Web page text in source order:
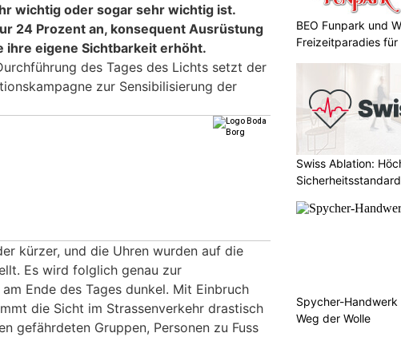
wichtig oder sogar sehr wichtig ist.
24 Prozent an, konsequent Ausrüstung
ihre eigene Sichtbarkeit erhöht.
des Tages des Lichts setzt der
zur Sensibilisierung der
kürzer, und die Uhren wurden auf die
Es wird folglich genau zur
Ende des Tages dunkel. Mit Einbruch
die Sicht im Strassenverkehr drastisch
gefährdeten Gruppen, Personen zu Fuss
BEO Funpark und
Freizeitparadies für
Swiss Ablation:
Spycher-
Weg der Wolle